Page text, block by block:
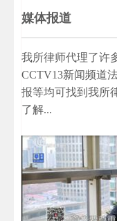
媒体报道
我所律师代理了许
CCTV13新闻频道
报等均可找到我所
了解...